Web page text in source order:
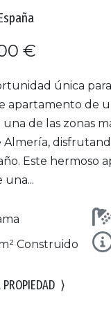
€
única
apartamento de
de las zonas
Almería,
Este hermoso
una...
Construido
⟩